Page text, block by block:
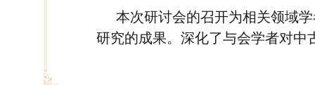
本次研讨会的召开为相关领域
研究的成果。深化了与会学者对中